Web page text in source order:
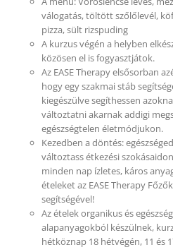
válogatás, töltött szőlőlevél,
pizza, sült rizspuding
A kurzus végén a helyben
közösen el is fogyasztjátok.
Az EASE Therapy elsősorban
hogy egy szakmai stáb
kiegészülve segíthessen
változtatni akarnak addigi
egészségtelen életmódjukon.
Kezedben a döntés:
változtass étkezési
minden nap ízletes, káros
ételeket az EASE Therapy
segítségével!
Az ételek organikus és
alapanyagokból készülnek,
hétköznap 18 hétvégén, 11 és